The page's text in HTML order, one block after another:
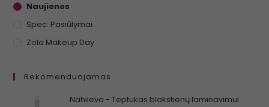
Naujienos
Spec. Pasiūlymai
Zola Makeup Day
Rekomenduojamas
Nahiieva - Teptukas blakstienų laminavimui